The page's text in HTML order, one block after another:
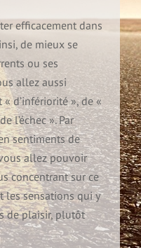
?
dormiez ?
efficacement dans
de mieux se
ou ses
allez aussi
d’infériorité », de «
l’échec ». Par
sentiments de
allez pouvoir
concentrant sur ce
les sensations qui y
de plaisir, plutôt